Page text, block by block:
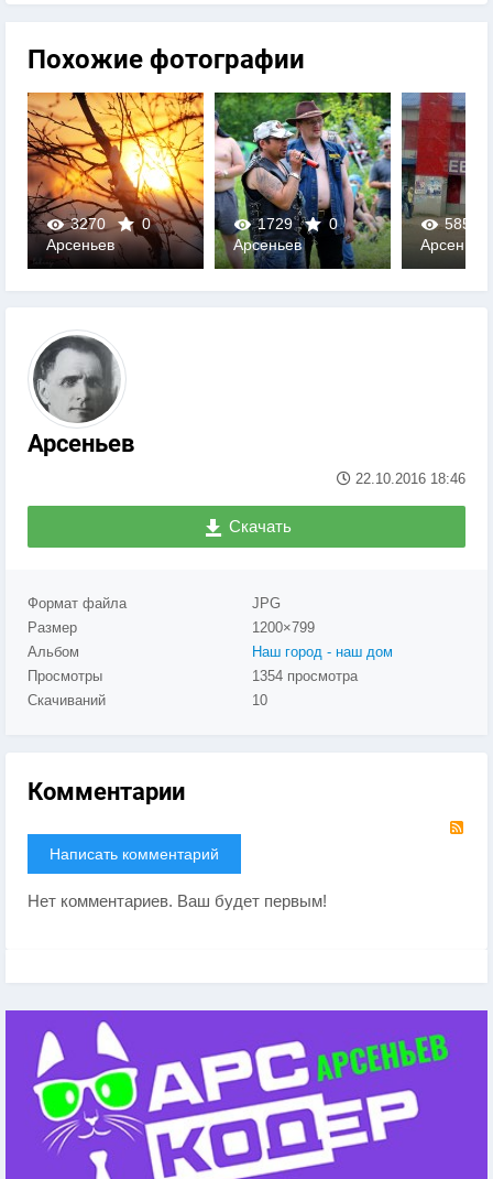
Похожие фотографии
3270
0
0
Арсеньев
1729
0
0
Арсеньев
5850
0
Арсеньев
Арсеньев
22.10.2016 18:46
Скачать
Формат файла
JPG
Размер
1200×799
Альбом
Наш город - наш дом
Просмотры
1354 просмотра
Скачиваний
10
Комментарии
Написать комментарий
Нет комментариев. Ваш будет первым!